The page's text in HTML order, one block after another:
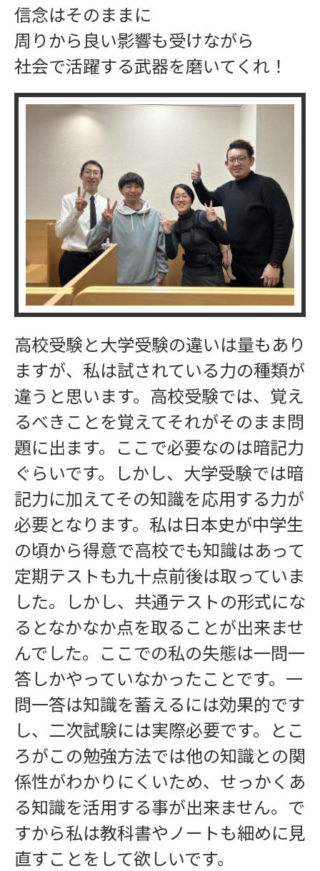
インフォメーション
お問い合わせ
信念はそのままに
周りから良い影響も受けながら
社会で活躍する武器を磨いてくれ！
高校受験と大学受験の違いは量もあり
ますが、私は試されている力の種類が
違うと思います。高校受験では、覚え
るべきことを覚えてそれがそのまま問
題に出ます。ここで必要なのは暗記力
ぐらいです。しかし、大学受験では暗
記力に加えてその知識を応用する力が
必要となります。私は日本史が中学生
の頃から得意で高校でも知識はあって
定期テストも九十点前後は取っていま
した。しかし、共通テストの形式にな
るとなかなか点を取ることが出来ませ
んでした。ここでの私の失態は一問一
答しかやっていなかったことです。一
問一答は知識を蓄えるには効果的です
し、二次試験には実際必要です。とこ
ろがこの勉強方法では他の知識との関
係性がわかりにくいため、せっかくあ
る知識を活用する事が出来ません。で
すから私は教科書やノートも細めに見
直すことをして欲しいです。